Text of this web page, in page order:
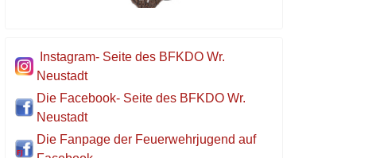
Instagram- Seite des BFKDO Wr.
Neustadt
Die Facebook- Seite des BFKDO Wr.
Neustadt
Die Fanpage der Feuerwehrjugend auf